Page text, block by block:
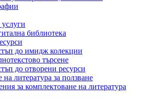
библиотека
до имидж колекции
търсене
до отворени ресурси
на литература за ползване
за комплектоване на литература